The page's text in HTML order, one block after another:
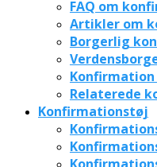
FAQ om
Artikler om
Borgerlig
Konfirmation
Relaterede
Konfirmationstøj